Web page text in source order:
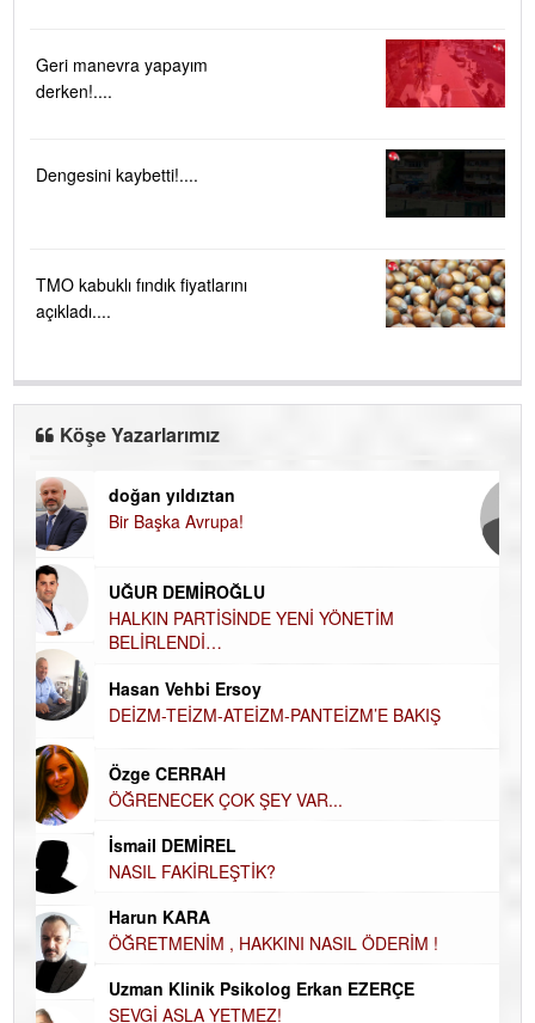
Geri manevra yapayım
derken!....
Dengesini kaybetti!....
TMO kabuklı fındık fiyatlarını
açıkladı....
Köşe Yazarlarımız
doğan yıldıztan
Bir Başka Avrupa!
UĞUR DEMİROĞLU
HALKIN PARTİSİNDE YENİ YÖNETİM
BELİRLENDİ…
Hasan Vehbi Ersoy
DEİZM-TEİZM-ATEİZM-PANTEİZM’E BAKIŞ
Özge CERRAH
ÖĞRENECEK ÇOK ŞEY VAR...
İsmail DEMİREL
NASIL FAKİRLEŞTİK?
Harun KARA
ÖĞRETMENİM , HAKKINI NASIL ÖDERİM !